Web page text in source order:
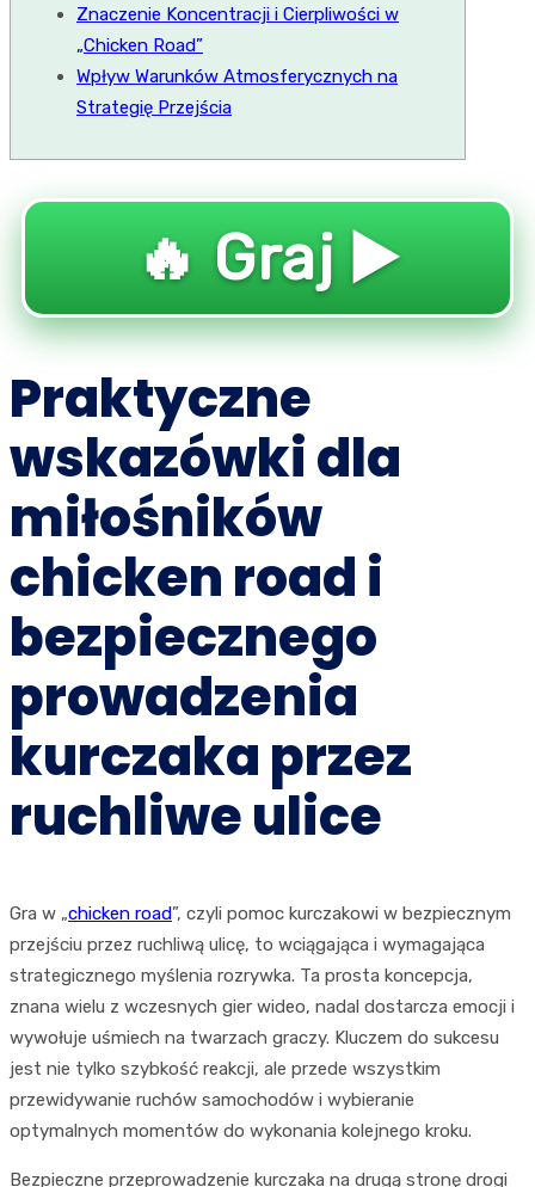
Znaczenie Koncentracji i Cierpliwości w
„Chicken Road”
Wpływ Warunków Atmosferycznych na
Strategię Przejścia
🔥 Graj ▶️
Praktyczne
wskazówki dla
miłośników
chicken road i
bezpiecznego
prowadzenia
kurczaka przez
ruchliwe ulice
Gra w „chicken road”, czyli pomoc kurczakowi w bezpiecznym
przejściu przez ruchliwą ulicę, to wciągająca i wymagająca
strategicznego myślenia rozrywka. Ta prosta koncepcja,
znana wielu z wczesnych gier wideo, nadal dostarcza emocji i
wywołuje uśmiech na twarzach graczy. Kluczem do sukcesu
jest nie tylko szybkość reakcji, ale przede wszystkim
przewidywanie ruchów samochodów i wybieranie
optymalnych momentów do wykonania kolejnego kroku.
Bezpieczne przeprowadzenie kurczaka na drugą stronę drogi